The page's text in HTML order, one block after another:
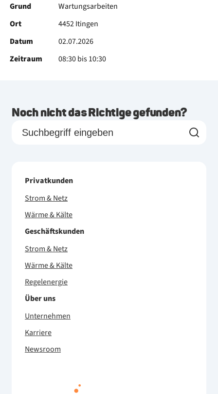
Grund
Wartungsarbeiten
Ort
4452 Itingen
Datum
02.07.2026
Zeitraum
08:30 bis 10:30
Noch nicht das Richtige gefunden?
Privatkunden
Strom & Netz
Wärme & Kälte
Geschäftskunden
Strom & Netz
Wärme & Kälte
Regelenergie
Über uns
Unternehmen
Karriere
Newsroom